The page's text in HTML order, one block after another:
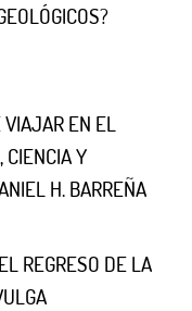
EN EL
CIENCIA Y
H. BARREÑA
REGRESO DE LA